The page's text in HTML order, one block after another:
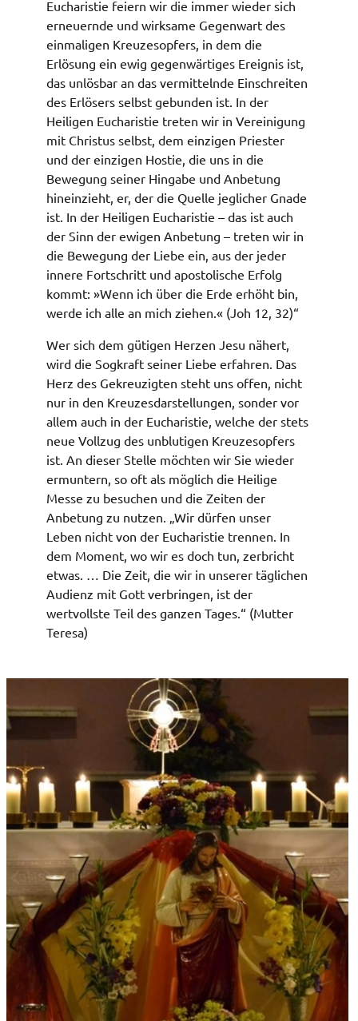
Eucharistie feiern wir die immer wieder sich
erneuernde und wirksame Gegenwart des
einmaligen Kreuzesopfers, in dem die
Erlösung ein ewig gegenwärtiges Ereignis ist,
das unlösbar an das vermittelnde Einschreiten
des Erlösers selbst gebunden ist. In der
Heiligen Eucharistie treten wir in Vereinigung
mit Christus selbst, dem einzigen Priester
und der einzigen Hostie, die uns in die
Bewegung seiner Hingabe und Anbetung
hineinzieht, er, der die Quelle jeglicher Gnade
ist. In der Heiligen Eucharistie – das ist auch
der Sinn der ewigen Anbetung – treten wir in
die Bewegung der Liebe ein, aus der jeder
innere Fortschritt und apostolische Erfolg
kommt: »Wenn ich über die Erde erhöht bin,
werde ich alle an mich ziehen.« (Joh 12, 32)“
Wer sich dem gütigen Herzen Jesu nähert,
wird die Sogkraft seiner Liebe erfahren. Das
Herz des Gekreuzigten steht uns offen, nicht
nur in den Kreuzesdarstellungen, sonder vor
allem auch in der Eucharistie, welche der stets
neue Vollzug des unblutigen Kreuzesopfers
ist. An dieser Stelle möchten wir Sie wieder
ermuntern, so oft als möglich die Heilige
Messe zu besuchen und die Zeiten der
Anbetung zu nutzen. „Wir dürfen unser
Leben nicht von der Eucharistie trennen. In
dem Moment, wo wir es doch tun, zerbricht
etwas. … Die Zeit, die wir in unserer täglichen
Audienz mit Gott verbringen, ist der
wertvollste Teil des ganzen Tages.“ (Mutter
Teresa)